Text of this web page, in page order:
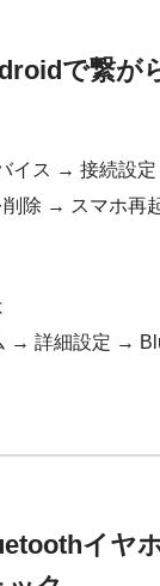
で繋が
イス → 接続設
削除 → スマホ再
→ 詳細設定 →
イヤ